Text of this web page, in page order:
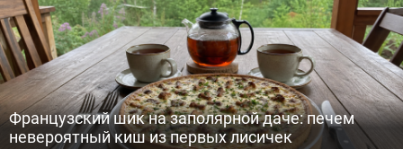
Французский шик на заполярной даче: печем
невероятный киш из первых лисичек